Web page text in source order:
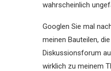
wahrscheinlich
Googlen Sie mal
meinen Bauteilen,
Diskussionsforum
wirklich zu meinem